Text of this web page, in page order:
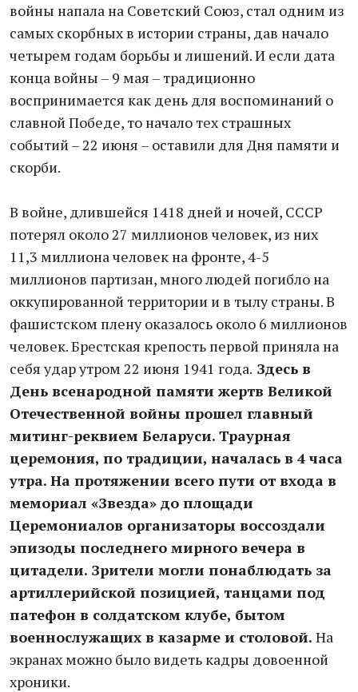
войны напала на Советский Союз, стал одним из
самых скорбных в истории страны, дав начало
четырем годам борьбы и лишений. И если дата
конца войны – 9 мая – традиционно
воспринимается как день для воспоминаний о
славной Победе, то начало тех страшных
событий – 22 июня – оставили для Дня памяти и
скорби.
В войне, длившейся 1418 дней и ночей, СССР
потерял около 27 миллионов человек, из них
11,3 миллиона человек на фронте, 4-5
миллионов партизан, много людей погибло на
оккупированной территории и в тылу страны. В
фашистском плену оказалось около 6 миллионов
человек. Брестская крепость первой приняла на
себя удар утром 22 июня 1941 года. Здесь в
День всенародной памяти жертв Великой
Отечественной войны прошел главный
митинг-реквием Беларуси. Траурная
церемония, по традиции, началась в 4 часа
утра. На протяжении всего пути от входа в
мемориал «Звезда» до площади
Церемониалов организаторы воссоздали
эпизоды последнего мирного вечера в
цитадели. Зрители могли понаблюдать за
артиллерийской позицией, танцами под
патефон в солдатском клубе, бытом
военнослужащих в казарме и столовой. На
экранах можно было видеть кадры довоенной
хроники.